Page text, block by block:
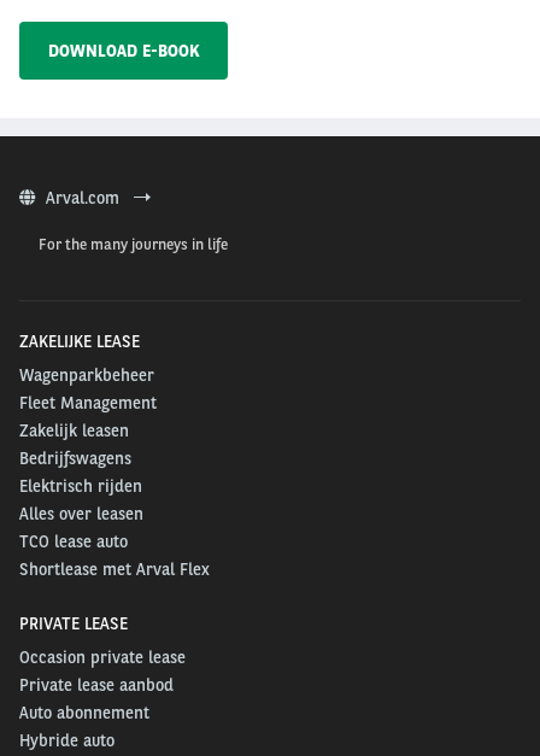
Arval.com
For the many journeys in life
ZAKELIJKE LEASE
Wagenparkbeheer
Fleet Management
Zakelijk leasen
Bedrijfswagens
Elektrisch rijden
Alles over leasen
TCO lease auto
Shortlease met Arval Flex
PRIVATE LEASE
Occasion private lease
Private lease aanbod
Auto abonnement
Hybride auto